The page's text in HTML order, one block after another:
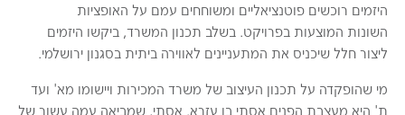
היזמים רוכשים פוטנציאליים ומשוחחים עמם על האופציות
השונות המוצעות בפרויקט. בשלב תכנון המשרד, ביקשו היזמים
ליצור חלל שיכניס את המתעניינים לאווירה ביתית בסגנון ירושלמי.
מי שהופקדה על תכנון העיצוב של משרד המכירות ויישומו מא' ועד
ת' היא מעצבת הפנים אסתי בן עזרא. אסתי, שמביאה עמה עשור של